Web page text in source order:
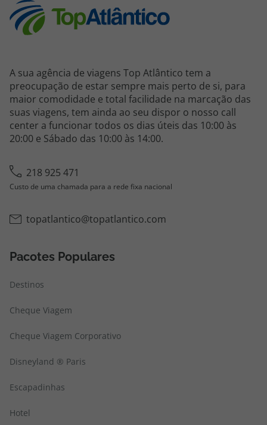
A sua agência de viagens Top Atlântico tem a
preocupação de estar sempre mais perto de si, para
maior comodidade e total facilidade na marcação das
suas viagens, tem ainda ao seu dispor o nosso call
center a funcionar todos os dias úteis das 10:00 às
20:00 e Sábado das 10:00 às 14:00.
218 925 471
Custo de uma chamada para a rede fixa nacional
topatlantico@topatlantico.com
Pacotes Populares
Destinos
Cheque Viagem
Cheque Viagem Corporativo
Disneyland ® Paris
Escapadinhas
Hotel